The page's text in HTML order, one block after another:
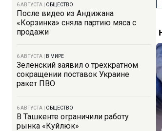
6 АВГУСТА ОБЩЕСТВО
После видео из Андижана
«Корзинка» сняла партию мяса с
продажи
6 АВГУСТА В МИРЕ
Зеленский заявил о трехкратном
сокращении поставок Украине
ракет ПВО
6 АВГУСТА ОБЩЕСТВО
В Ташкенте ограничили работу
рынка «Куйлюк»